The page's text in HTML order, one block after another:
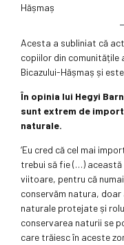
Hășmaș
Acesta a subliniat că
copiilor din comunitățile
Bicazului-Hășmaș și
În opinia lui Hegyi
sunt extrem de
naturale.
‘Eu cred că cel mai
trebui să fie (…)
viitoare, pentru că
conservăm natura,
naturale protejate și
conservarea naturii se
care trăiesc în aceste